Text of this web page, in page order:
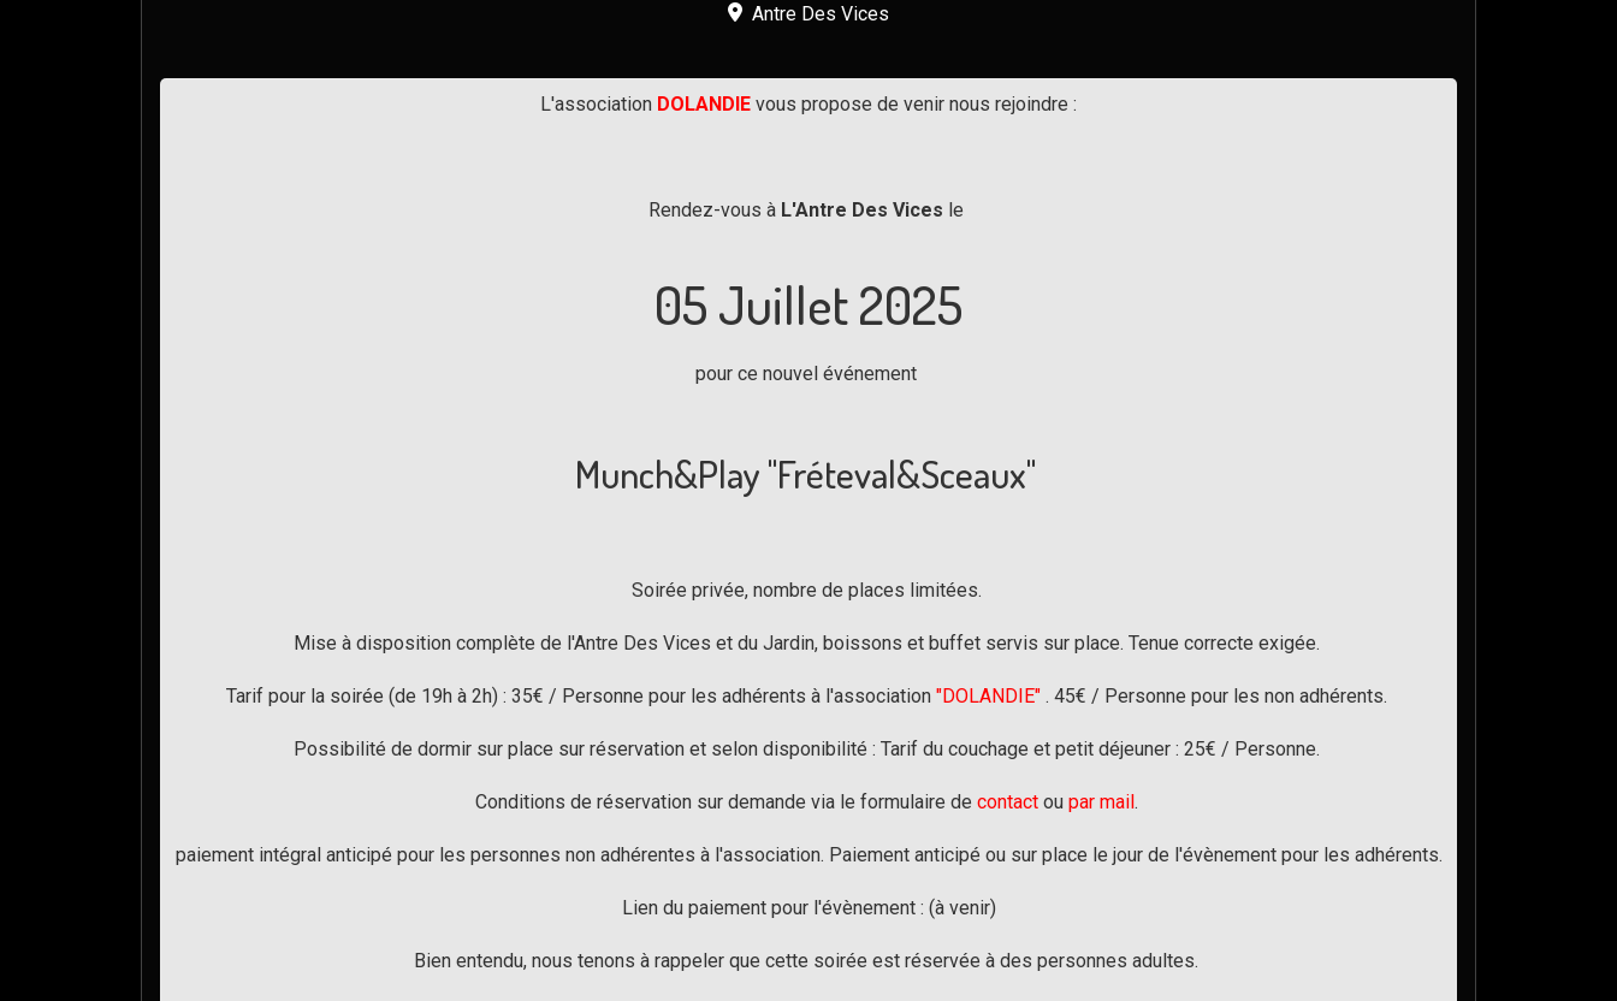
Antre Des Vices
L'association DOLANDIE vous propose de venir nous rejoindre :
Rendez-vous à L'Antre Des Vices le
05 Juillet 2025
pour ce nouvel événement
Munch&Play "Fréteval&Sceaux"
Soirée privée, nombre de places limitées.
Mise à disposition complète de l'Antre Des Vices et du Jardin, boissons et buffet servis sur place. Tenue correcte exigée.
Tarif pour la soirée (de 19h à 2h) : 35€ / Personne pour les adhérents à l'association "DOLANDIE". 45€ / Personne pour les non adhérents.
Possibilité de dormir sur place sur réservation et selon disponibilité : Tarif du couchage et petit déjeuner : 25€ / Personne.
Conditions de réservation sur demande via le formulaire de contactou par mail.
paiement intégral anticipé pour les personnes non adhérentes à l'association. Paiement anticipé ou sur place le jour de l'évènement pour les adhérents.
Lien du paiement pour l'évènement : (à venir)
Bien entendu, nous tenons à rappeler que cette soirée est réservée à des personnes adultes.